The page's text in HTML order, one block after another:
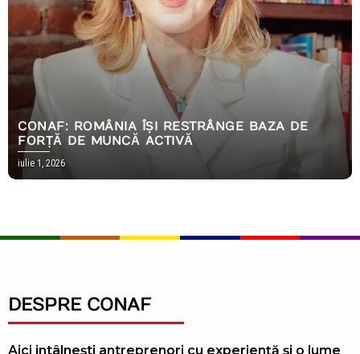
CONAF: ROMÂNIA ÎȘI RESTRÂNGE BAZA DE
FORȚĂ DE MUNCĂ ACTIVĂ
iulie 1, 2026
DESPRE CONAF
Aici intâlnești antreprenori cu experiență și o lume